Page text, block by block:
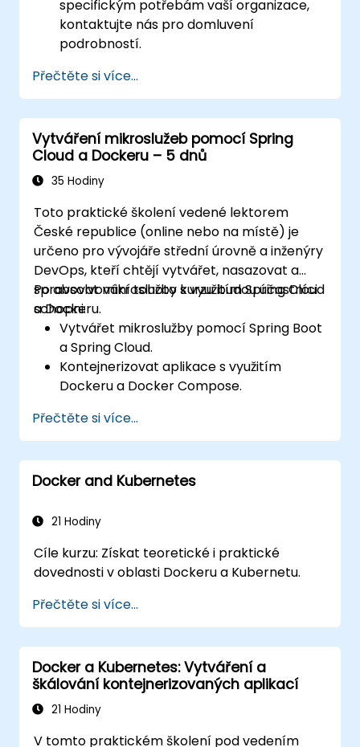
specifickým potřebám vaší organizace,
kontaktujte nás pro domluvení
podrobností.
Přečtěte si více...
Vytváření mikroslužeb pomocí Spring
Cloud a Dockeru – 5 dnů
35 Hodiny
Toto praktické školení vedené lektorem
České republice (online nebo na místě) je
určeno pro vývojáře střední úrovně a inženýry
DevOps, kteří chtějí vytvářet, nasazovat a
spravovat mikroslužby s využitím Spring Cloud
a Dockeru.
Po absolvování tohoto kurzu budou účastníci
schopni:
Vytvářet mikroslužby pomocí Spring Boot
a Spring Cloud.
Kontejnerizovat aplikace s využitím
Dockeru a Docker Compose.
brány a komunikaci mezi mikroslužbami.
Monitorovat a zabezpečovat mikroslužby
v produkčním prostředí.
Nasazovat a koordinovat mikroslužby
Přečtěte si více...
Docker and Kubernetes
21 Hodiny
Cíle kurzu: Získat teoretické i praktické
dovednosti v oblasti Dockeru a Kubernetu.
Přečtěte si více...
Docker a Kubernetes: Vytváření a
škálování kontejnerizovaných aplikací
21 Hodiny
V tomto praktickém školení pod vedením